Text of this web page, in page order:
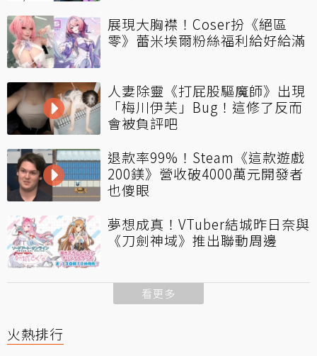
展現大胸襟！Coser扮《絕區
零》蕾米埃爾粉絲福利給好給滿
人妻除靈《打屁股驅魔師》出現
「梅川伊芙」Bug！這修了反而
會被負評吧
退款率99%！Steam《這款遊戲
200鎂》營收破4000萬元開發者
也傻眼
夢想成真！VTuber結城昨日奈與
《刀劍神域》推出聯動周邊
看更多
火熱排行